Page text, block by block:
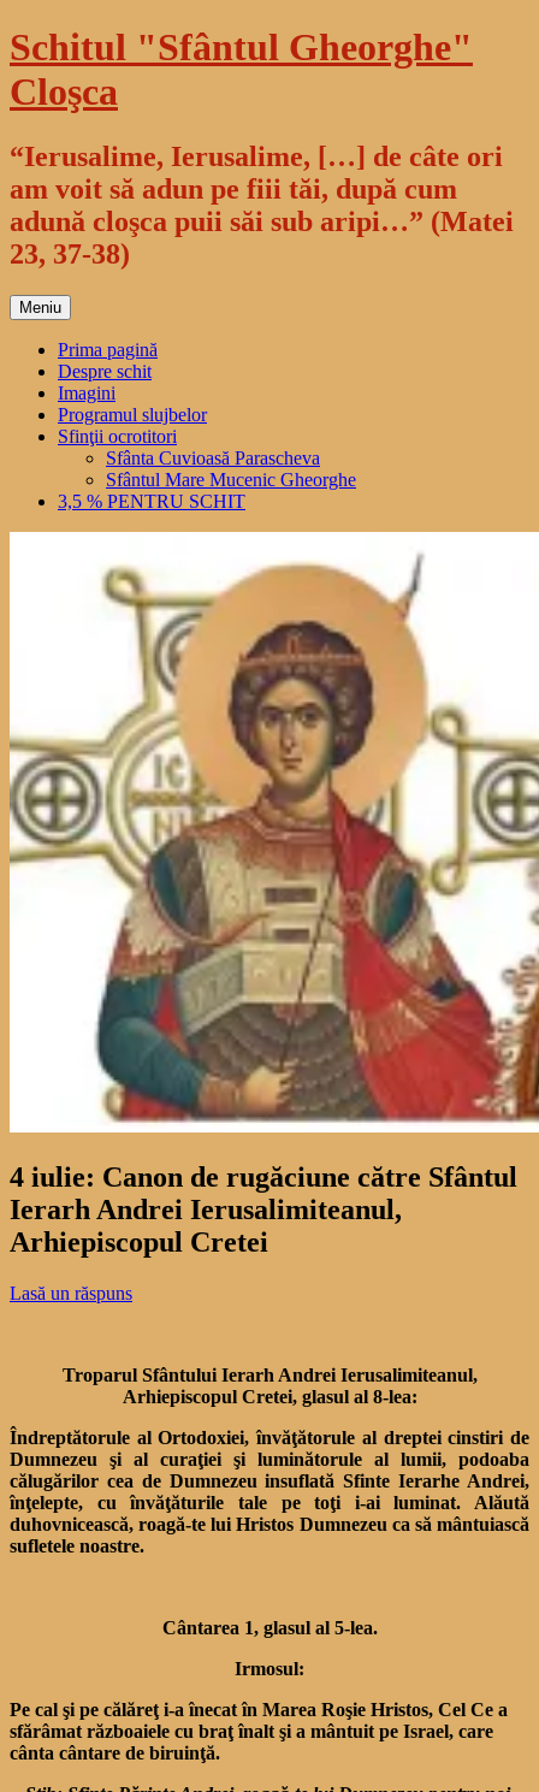
Sari
la
conținut
Schitul "Sfântul Gheorghe"
Cloşca
“Ierusalime, Ierusalime, […] de câte ori
am voit să adun pe fiii tăi, după cum
adună cloşca puii săi sub aripi…” (Matei
23, 37-38)
Meniu
Prima pagină
Despre schit
Imagini
Programul slujbelor
Sfinţii ocrotitori
Sfânta Cuvioasă Parascheva
Sfântul Mare Mucenic Gheorghe
3,5 % PENTRU SCHIT
4 iulie: Canon de rugăciune către Sfântul
Ierarh Andrei Ierusalimiteanul,
Arhiepiscopul Cretei
Lasă un răspuns
Troparul Sfântului Ierarh Andrei Ierusalimiteanul,
Arhiepiscopul Cretei, glasul al 8-lea:
Îndreptătorule al Ortodoxiei, învăţătorule al dreptei cinstiri de
Dumnezeu şi al curaţiei şi luminătorule al lumii, podoaba
călugărilor cea de Dumnezeu insuflată Sfinte Ierarhe Andrei,
înţelepte, cu învăţăturile tale pe toţi i-ai luminat. Alăută
duhovnicească, roagă-te lui Hristos Dumnezeu ca să mântuiască
sufletele noastre.
Cântarea 1, glasul al 5-lea.
Irmosul:
Pe cal şi pe călăreţ i-a înecat în Marea Roşie Hristos, Cel Ce a
sfărâmat războaiele cu braţ înalt şi a mântuit pe Israel, care
cânta cântare de biruinţă.